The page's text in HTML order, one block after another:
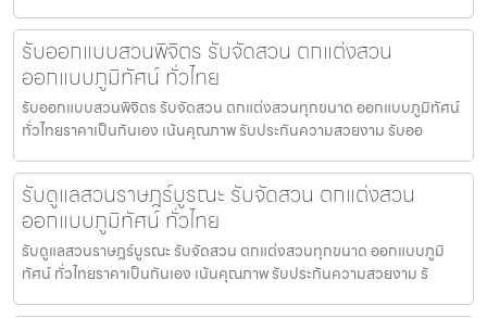
รับออกแบบสวนพิจิตร รับจัดสวน ตกแต่งสวน
ออกแบบภูมิทัศน์ ทั่วไทย
รับออกแบบสวนพิจิตร รับจัดสวน ตกแต่งสวนทุกขนาด ออกแบบภูมิทัศน์
ทั่วไทยราคาเป็นกันเอง เน้นคุณภาพ รับประกันความสวยงาม รับออ
รับดูแลสวนราษฎร์บูรณะ รับจัดสวน ตกแต่งสวน
ออกแบบภูมิทัศน์ ทั่วไทย
รับดูแลสวนราษฎร์บูรณะ รับจัดสวน ตกแต่งสวนทุกขนาด ออกแบบภูมิ
ทัศน์ ทั่วไทยราคาเป็นกันเอง เน้นคุณภาพ รับประกันความสวยงาม รั